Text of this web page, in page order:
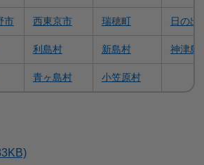
市 西東京市 瑞穂町 日の出
利島村 新島村 神津島
青ヶ島村 小笠原村